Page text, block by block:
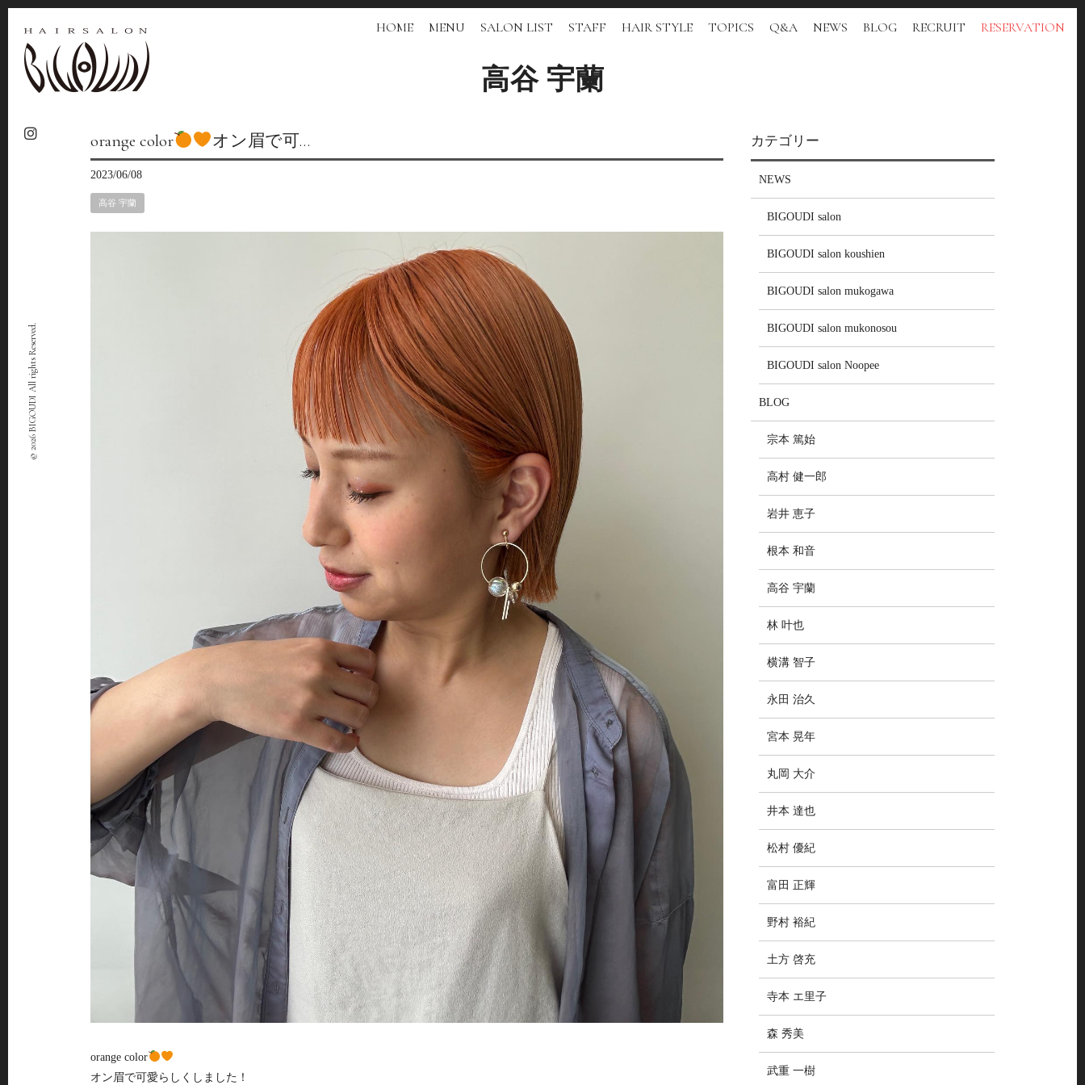
HOME MENU SALON LIST STAFF HAIR STYLE TOPICS Q&A NEWS BLOG RECRUIT RESERVATION
© 2026 BIGOUDI All rights Reserved.
高谷 宇蘭
orange color オン眉で可…
2023/06/08
高谷 宇蘭
orange color
オン眉で可愛らしくしました！
カテゴリー
NEWS
BIGOUDI salon
BIGOUDI salon koushien
BIGOUDI salon mukogawa
BIGOUDI salon mukonosou
BIGOUDI salon Noopee
BLOG
宗本 篤始
高村 健一郎
岩井 恵子
根本 和音
高谷 宇蘭
林 叶也
横溝 智子
永田 治久
宮本 晃年
丸岡 大介
井本 達也
松村 優紀
富田 正輝
野村 裕紀
土方 啓充
寺本 エ里子
森 秀美
武重 一樹